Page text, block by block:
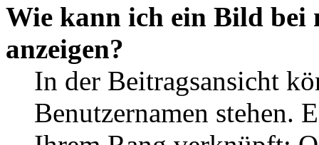
Wie kann ich ein Bild bei
anzeigen?
In der Beitragsansicht
Benutzernamen stehen.